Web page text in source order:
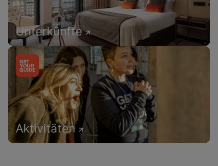
Unterkünfte
Aktivitäten